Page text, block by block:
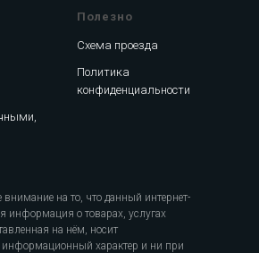
Полезно
Схема проезда
Политика
конфиденциальности
на то, что данный интернет-
информация о товарах, услугах
на нём, носит
информационный характер и ни при